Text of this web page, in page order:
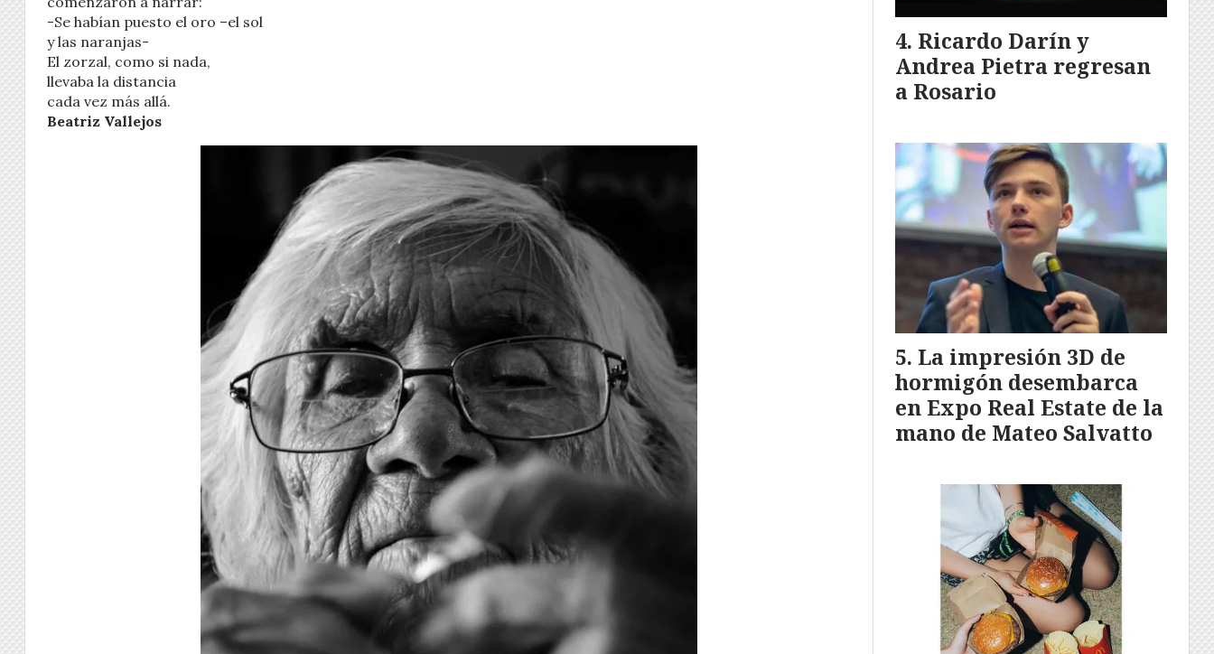
-Se habían puesto el oro –el sol
y las naranjas-
El zorzal, como si nada,
llevaba la distancia
cada vez más allá.
Beatriz Vallejos
Ricardo Darín y
Andrea Pietra regresan
a Rosario
La impresión 3D de
hormigón desembarca
en Expo Real Estate de la
mano de Mateo Salvatto